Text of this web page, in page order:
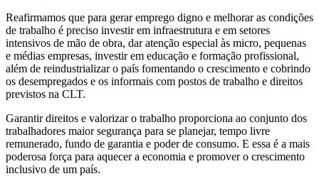
Reafirmamos que para gerar emprego digno e melhorar as condições
de trabalho é preciso investir em infraestrutura e em setores
intensivos de mão de obra, dar atenção especial às micro, pequenas
e médias empresas, investir em educação e formação profissional,
além de reindustrializar o país fomentando o crescimento e cobrindo
os desempregados e os informais com postos de trabalho e direitos
previstos na CLT.
Garantir direitos e valorizar o trabalho proporciona ao conjunto dos
trabalhadores maior segurança para se planejar, tempo livre
remunerado, fundo de garantia e poder de consumo. E essa é a mais
poderosa força para aquecer a economia e promover o crescimento
inclusivo de um país.